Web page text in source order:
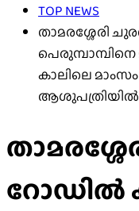
TOP NEWS
താമരശ്ശേരി
പെരുമ്പാമ്പിനെ
കാലിലെ
ആശുപത്രിയിൽ
റോഡിൽ